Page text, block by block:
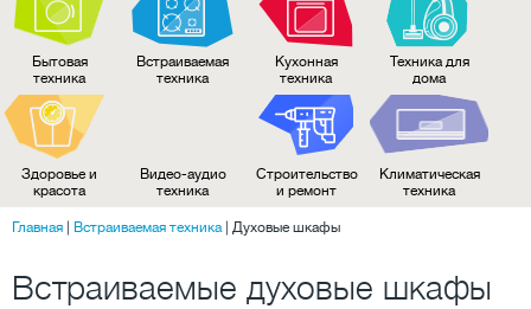
Бытовая
техника
Встраиваемая
техника
Кухонная
техника
Техника для
дома
Здоровье и
красота
Видео-аудио
техника
Строительство
и ремонт
Климатическая
техника
Главная Встраиваемая техника| Духовые шкафы
Встраиваемые духовые шкафы